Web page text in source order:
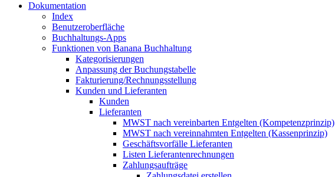
Dokumentation
Index
Benutzeroberfläche
Buchhaltungs-Apps
Funktionen von Banana Buchhaltung
Kategorisierungen
Anpassung der Buchungstabelle
Fakturierung/Rechnungsstellung
Kunden und Lieferanten
Kunden
Lieferanten
MWST nach vereinbarten Entgelten (Kompetenzprinzip)
MWST nach vereinnahmten Entgelten (Kassenprinzip)
Geschäftsvorfälle Lieferanten
Listen Lieferantenrechnungen
Zahlungsaufträge